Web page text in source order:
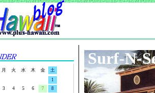
月 火 水 木 金
土
1
3 4 5 6 7
8
Surf-N-